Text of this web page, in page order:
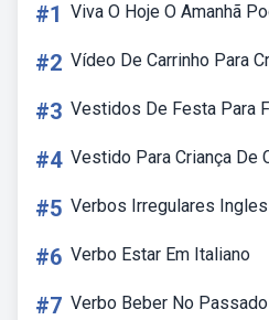
#1 Viva O Hoje O Amanhã
#2 Vídeo De Carrinho Para
#3 Vestidos De Festa Para
#4 Vestido Para Criança De
#5 Verbos Irregulares
#6 Verbo Estar Em Italiano
#7 Verbo Beber No